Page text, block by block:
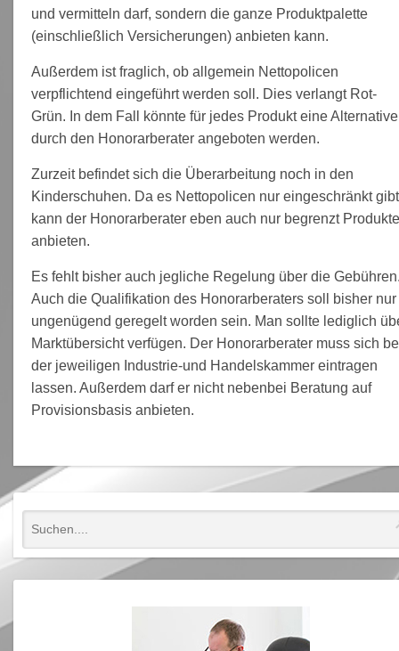
und vermitteln darf, sondern die ganze Produktpalette
(einschließlich Versicherungen) anbieten kann.
Außerdem ist fraglich, ob allgemein Nettopolicen
verpflichtend eingeführt werden soll. Dies verlangt Rot-
Grün. In dem Fall könnte für jedes Produkt eine Alternative
durch den Honorarberater angeboten werden.
Zurzeit befindet sich die Überarbeitung noch in den
Kinderschuhen. Da es Nettopolicen nur eingeschränkt
kann der Honorarberater eben auch nur begrenzt
anbieten.
Es fehlt bisher auch jegliche Regelung über die
Auch die Qualifikation des Honorarberaters soll bisher nur
ungenügend geregelt worden sein. Man sollte lediglich
Marktübersicht verfügen. Der Honorarberater muss sich
der jeweiligen Industrie-und Handelskammer eintragen
lassen. Außerdem darf er nicht nebenbei Beratung auf
Provisionsbasis anbieten.